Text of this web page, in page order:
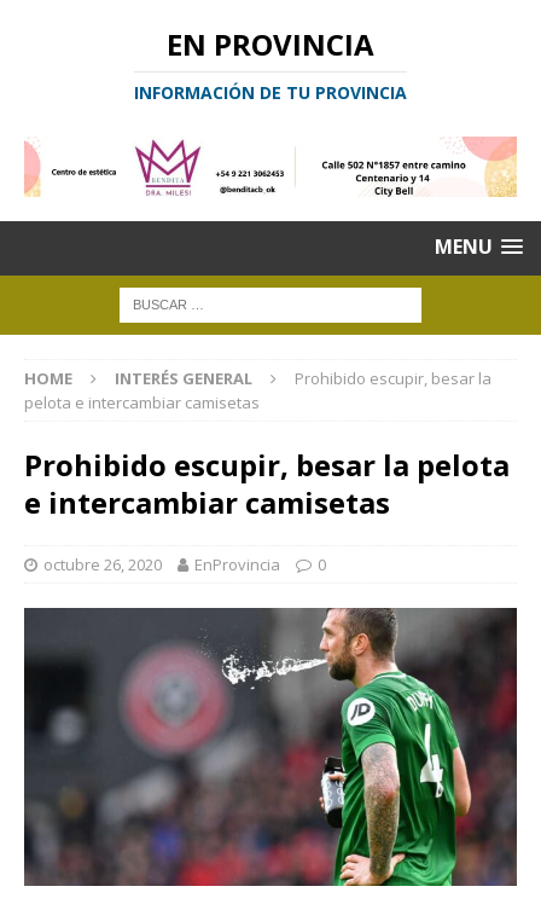
EN PROVINCIA
INFORMACIÓN DE TU PROVINCIA
MENU
HOME INTERÉS GENERAL
Prohibido escupir, besar la
pelota e intercambiar camisetas
Prohibido escupir, besar la pelota
e intercambiar camisetas
octubre 26, 2020 EnProvincia 0